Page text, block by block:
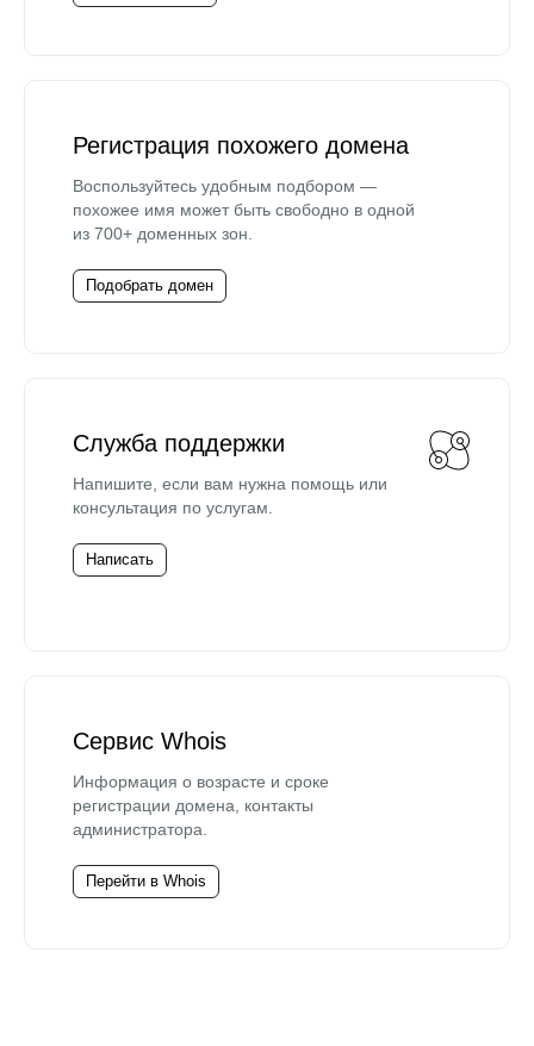
Регистрация похожего домена
Воспользуйтесь удобным подбором —
похожее имя может быть свободно в одной
из 700+ доменных зон.
Подобрать домен
Служба поддержки
Напишите, если вам нужна помощь или
консультация по услугам.
Написать
Сервис Whois
Информация о возрасте и сроке
регистрации домена, контакты
администратора.
Перейти в Whois